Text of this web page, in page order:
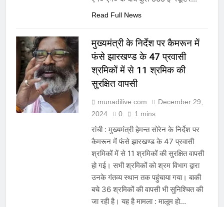
Read Full News
मुख्यमंत्री के निर्देश पर कैमरून में
फंसे झारखण्ड के 47 प्रवासी
श्रमिकों में से 11 श्रमिक की
सुरक्षित वापसी
munadilive.com
December 29,
2024
0 1 mins
रांची : मुख्यमंत्री हेमन्त सोरेन के निर्देश पर
कैमरून में फंसे झारखण्ड के 47 प्रवासी
श्रमिकों में से 11 श्रमिकों की सुरक्षित वापसी
हो गई। सभी श्रमिकों को श्रम विभाग द्वारा
उनके गंतव्य स्थान तक पहुंचाया गया। बाकी
बचे 36 श्रमिकों की वापसी भी सुनिश्चित की
जा रही है। यह है मामला : मालूम हो…